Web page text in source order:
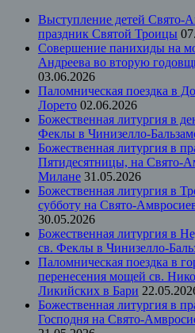
Выступление детей Свято-
праздник Святой Троицы
Совершение панихиды на
Андреева во вторую
03.06.2026
Паломническая поездка в
Лорето 02.06.2026
Божественная литургия в
Феклы в Чинизелло-
Божественная литургия в
Пятидесятницы, на Свято-
Милане 31.05.2026
Божественная литургия в
субботу на Свято-
30.05.2026
Божественная литургия в
св. Феклы в Чинизелло-
Паломническая поездка в
перенесения мощей св.
Ликийских в Бари
Божественная литургия в
Господня на Свято-